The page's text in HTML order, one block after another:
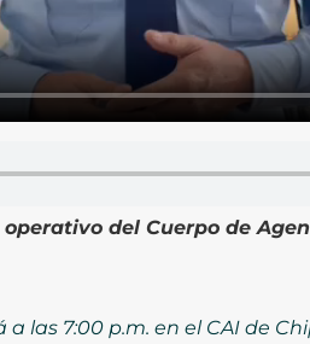
del Cuerpo de
las 7:00 p.m. en el CAI de